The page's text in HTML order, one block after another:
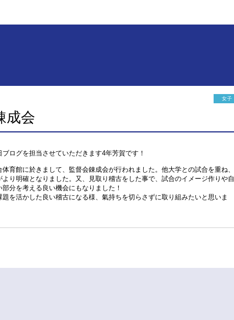
女子
成会
ログを担当させていただきます4年芳賀です！
育館に於きまして、監督会錬成会が行われました。他大学との試合を重ね、
より明確となりました。又、見取り稽古をした事で、試合のイメージ作りや自
分を考える良い機会にもなりました！
を活かした良い稽古になる様、氣持ちを切らさずに取り組みたいと思いま